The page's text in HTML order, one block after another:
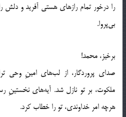
را درخور تمام رازهای هستی آفرید و دلش
بی‌پروا.
برخیز، محمد!
صدای پروردگار، از لب‌های امینِ وحی
ملکوت، بر تو نازل شد. آیه‌های نخستینِ
هرچه امر خداوندی، تو را خطاب کرد.